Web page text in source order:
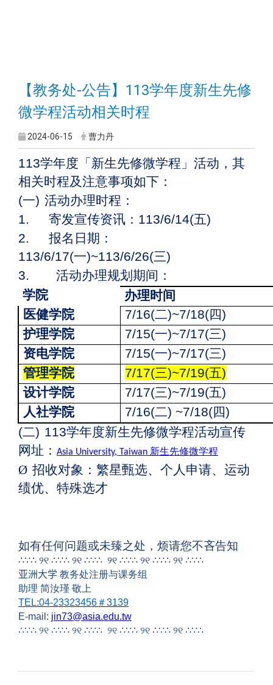
【教务处-公告】113学年度新生先修
微学程活动相关时程
2024-06-15 曹力丹
113学年度「新生先修微学程」活动，其
相关时程及注意事项如下：
(一) 活动办理时程：
1.
寄发宣传资讯：113/6/14(五)
2.
报名日期：
113/6/17(一)~113/6/26(三)
3.
活动办理规划期间：
学院
办理时间
医健学院
7/16(二)~7/18(四)
护理学院
7/15(一)~7/17(三)
资电学院
7/15(一)~7/17(三)
管理学院
7/17(三)~7/19(五)
设计学院
7/17(三)~7/19(五)
人社学院
7/16(二) ~7/18(四)
(二) 113学年度新生先修微学程活动宣传
网址： Asia University, Taiwan 新生先修微学程
Ø 招收对象：繁星甄选、个人申请、运动
绩优、特殊选才
如有任何问题或未臻之处，烦请您不吝告知
∴∵∴ ୨୧ ∴∵∴ ୨୧ ∴∵∴ ୨୧ ∴∵∴ ୨୧ ∴∵∴ ୨୧ ∴∵∴
亚洲大学 教务处注册与课务组
助理 简汝瑾 敬上
TEL:04-23323456＃3139
E-mail: jin73@asia.edu.tw
∴∵∴ ୨୧ ∴∵∴ ୨୧ ∴∵∴ ୨୧ ∴∵∴ ୨୧ ∴∵∴ ୨୧ ∴∵∴